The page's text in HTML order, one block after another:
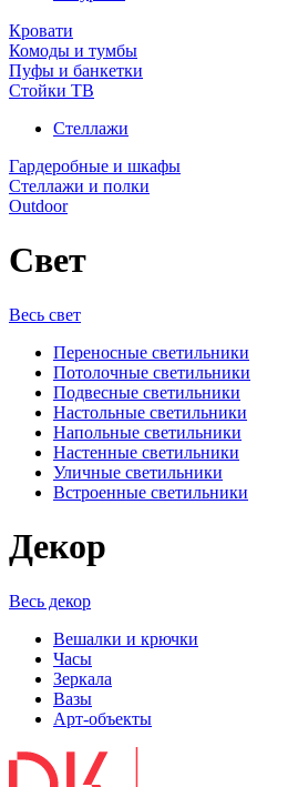
Кровати
Комоды и тумбы
Пуфы и банкетки
Стойки ТВ
Стеллажи
Гардеробные и шкафы
Стеллажи и полки
Outdoor
Свет
Весь свет
Переносные светильники
Потолочные светильники
Подвесные светильники
Настольные светильники
Напольные светильники
Настенные светильники
Уличные светильники
Встроенные светильники
Декор
Весь декор
Вешалки и крючки
Часы
Зеркала
Вазы
Арт-объекты